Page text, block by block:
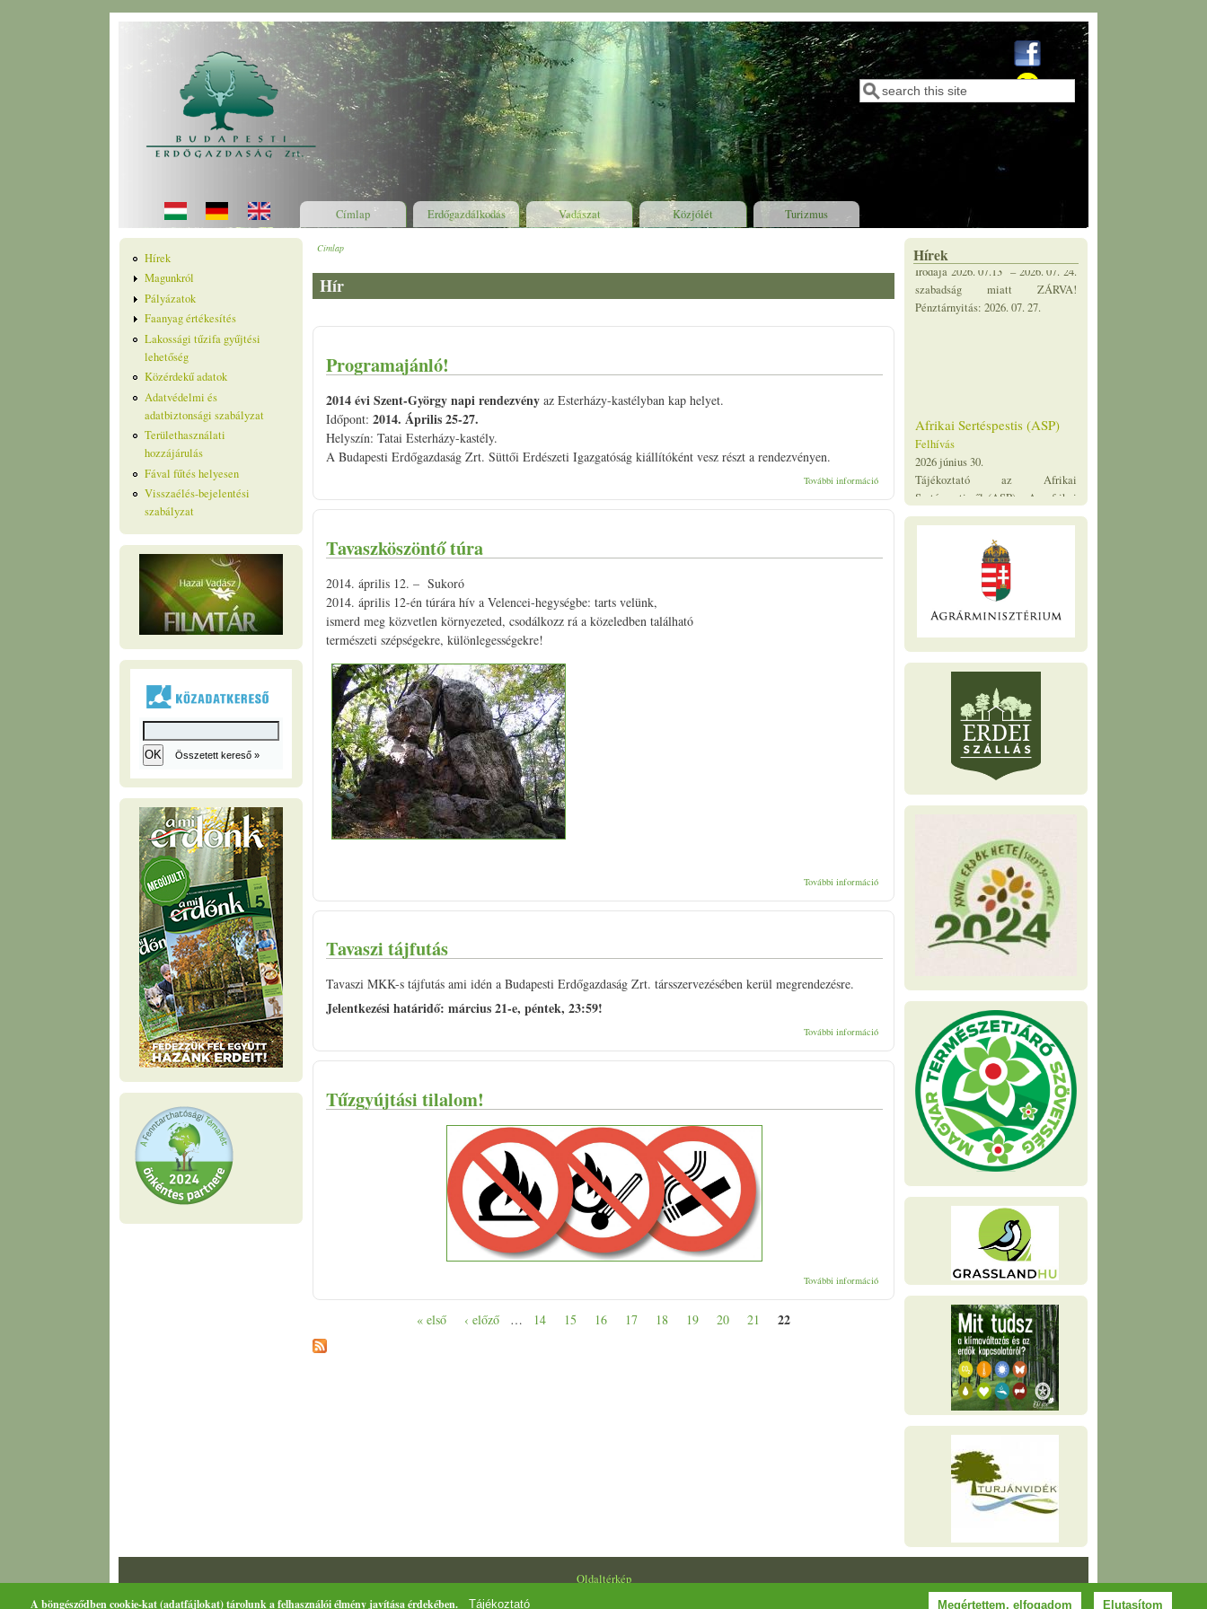
Keresés űrlap
Keresés
Címlap Erdőgazdálkodás Vadászat Közjólét Turizmus
Jelenlegi hely
Címlap
Hír
Programajánló!
2014 évi Szent-György napi rendezvény az Esterházy-kastélyban kap helyet.
Időpont: 2014. Április 25-27.
Helyszín: Tatai Esterházy-kastély.
A Budapesti Erdőgazdaság Zrt. Süttői Erdészeti Igazgatóság kiállítóként vesz részt a rendezvényen.
További információProgramajánló! tartalommal kapcsolatosan
Tavaszköszöntő túra
2014. április 12. – Sukoró
2014. április 12-én túrára hív a Velencei-hegységbe: tarts velünk,
ismerd meg közvetlen környezeted, csodálkozz rá a közeledben található
természeti szépségekre, különlegességekre!
További információTavaszköszöntő túra tartalommal kapcsolatosan
Tavaszi tájfutás
Tavaszi MKK-s tájfutás ami idén a Budapesti Erdőgazdaság Zrt. társszervezésében kerül megrendezésre.
Jelentkezési határidő: március 21-e, péntek, 23:59!
További információTavaszi tájfutás tartalommal kapcsolatosan
Tűzgyújtási tilalom!
További információTűzgyújtási tilalom! tartalommal kapcsolatosan
Oldalak
« első ‹ előző … 14 15 16 17 18 19 20 21 22
Hírek
Magunkról
Pályázatok
Faanyag értékesítés
Lakossági tűzifa gyűjtési
lehetőség
Közérdekű adatok
Adatvédelmi és
adatbiztonsági szabályzat
Területhasználati
hozzájárulás
Fával fűtés helyesen
Visszaélés-bejelentési
szabályzat
Összetett kereső »
Hírek
Tájékoztatás
Felhívás
2026 július 02.
Az Uzsai Erdészeti Igazgatóság
Irodája 2026. 07.13 – 2026. 07. 24.
Pénztárnyitás: 2026. 07. 27.
Afrikai Sertéspestis (ASP)
Felhívás
2026 június 30.
veszélyes, de az ember is részt
vesz a vírus...
Oldaltérkép
A böngésződben cookie-kat (adatfájlokat) tárolunk a felhasználói élmény javítása érdekében.
Tájékoztató Megértettem, elfogadom Elutasítom